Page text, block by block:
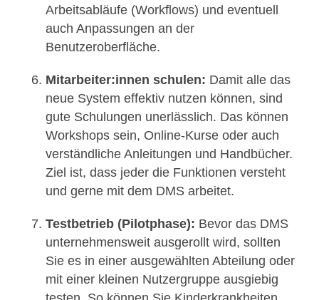
Arbeitsabläufe (Workflows) und eventuell
auch Anpassungen an der
Benutzeroberfläche.
Mitarbeiter:innen schulen: Damit alle das
neue System effektiv nutzen können, sind
gute Schulungen unerlässlich. Das können
Workshops sein, Online-Kurse oder auch
verständliche Anleitungen und Handbücher.
Ziel ist, dass jeder die Funktionen versteht
und gerne mit dem DMS arbeitet.
Testbetrieb (Pilotphase): Bevor das DMS
unternehmensweit ausgerollt wird, sollten
Sie es in einer ausgewählten Abteilung oder
mit einer kleinen Nutzergruppe ausgiebig